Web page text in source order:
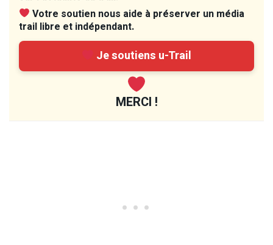
Votre soutien nous aide à préserver un média
trail libre et indépendant.
Je soutiens u-Trail
MERCI !